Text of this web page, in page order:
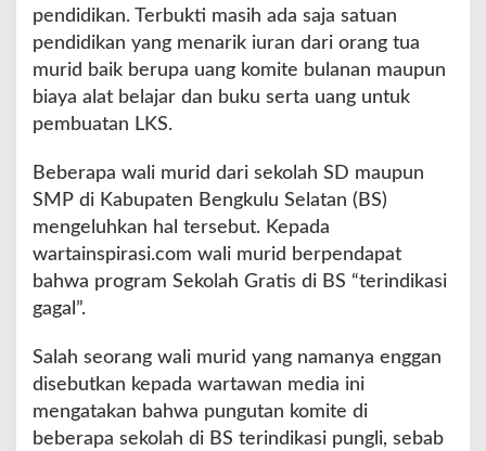
B
n
g
k
S
e
l
a
a
e
r
n
d
pendidikan. Terbukti masih ada saja satuan
pendidikan yang menarik iuran dari orang tua
murid baik berupa uang komite bulanan maupun
biaya alat belajar dan buku serta uang untuk
pembuatan LKS.
Beberapa wali murid dari sekolah SD maupun
SMP di Kabupaten Bengkulu Selatan (BS)
mengeluhkan hal tersebut. Kepada
wartainspirasi.com wali murid berpendapat
bahwa program Sekolah Gratis di BS “terindikasi
gagal”.
Salah seorang wali murid yang namanya enggan
disebutkan kepada wartawan media ini
mengatakan bahwa pungutan komite di
beberapa sekolah di BS terindikasi pungli, sebab